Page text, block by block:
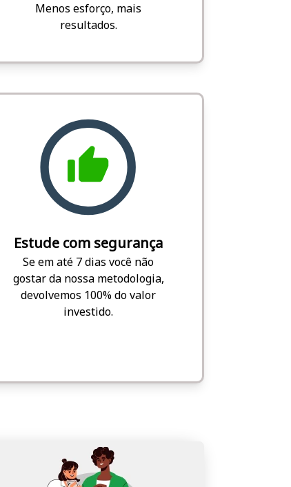
Menos esforço, mais
resultados.
Estude com segurança
Se em até 7 dias você não
gostar da nossa metodologia,
devolvemos 100% do valor
investido.